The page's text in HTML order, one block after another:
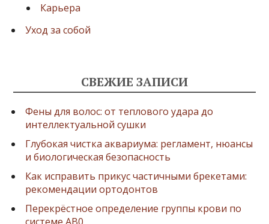
Карьера
Уход за собой
СВЕЖИЕ ЗАПИСИ
Фены для волос: от теплового удара до
интеллектуальной сушки
Глубокая чистка аквариума: регламент, нюансы
и биологическая безопасность
Как исправить прикус частичными брекетами:
рекомендации ортодонтов
Перекрёстное определение группы крови по